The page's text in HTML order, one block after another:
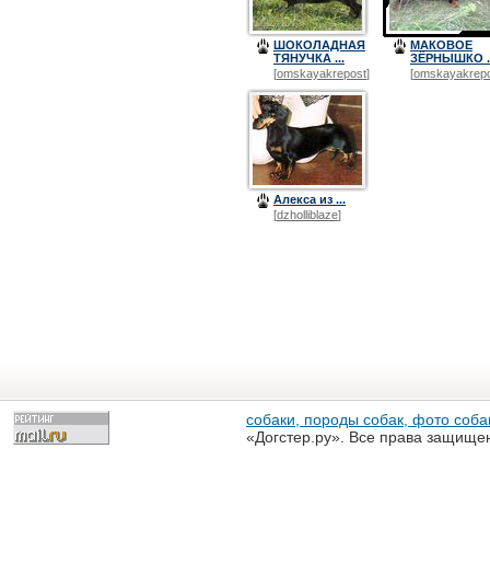
ШОКОЛАДНАЯ
ТЯНУЧКА ...
[omskayakrepost]
МАКОВОЕ
ЗЁРНЫШКО
[
Алекса из ...
[dzholliblaze]
собаки, породы собак, фото
«Догстер.ру». Все права